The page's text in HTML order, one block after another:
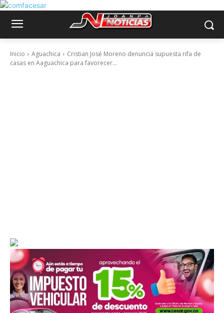
Inicio Aguachica
Cristian José Moreno denuncia supuesta rifa de
casas en Aaguachica para favorecer...